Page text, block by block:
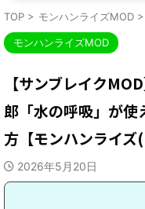
TOP > モンハンライズMOD >
モンハンライズMOD
【サンブレイク
郎「水の呼吸」が使
方【モンハンライズ
2026年5月20日